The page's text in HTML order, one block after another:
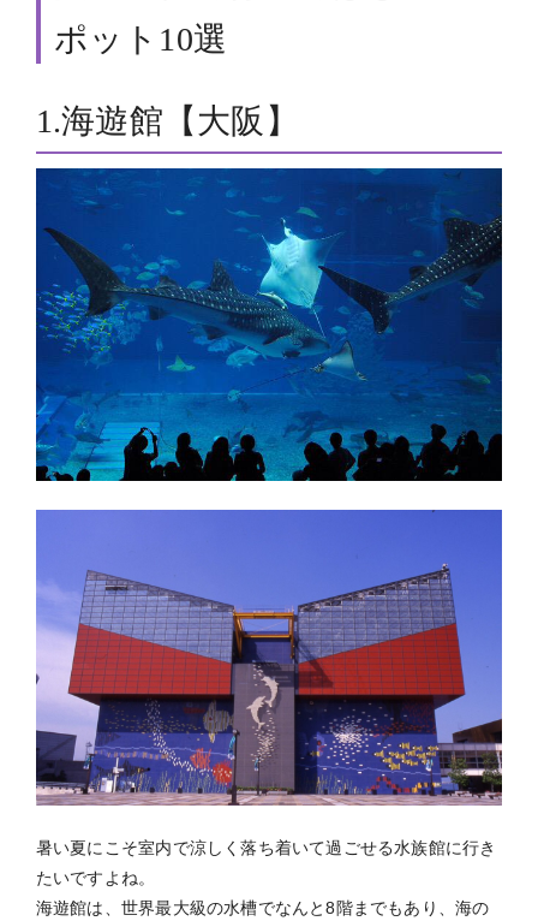
ポット10選
1.海遊館【大阪】
暑い夏にこそ室内で涼しく落ち着いて過ごせる水族館に行き
たいですよね。
海遊館は、世界最大級の水槽でなんと8階までもあり、海の